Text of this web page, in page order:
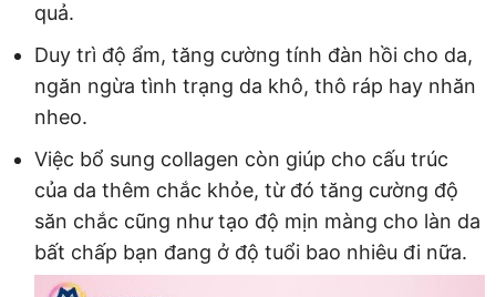
quả.
Duy trì độ ẩm, tăng cường tính đàn hồi cho da,
ngăn ngừa tình trạng da khô, thô ráp hay nhăn
nheo.
Việc bổ sung collagen còn giúp cho cấu trúc
của da thêm chắc khỏe, từ đó tăng cường độ
săn chắc cũng như tạo độ mịn màng cho làn da
bất chấp bạn đang ở độ tuổi bao nhiêu đi nữa.